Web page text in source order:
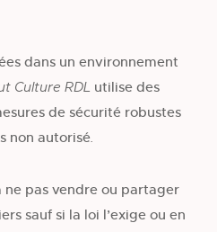
dans un environnement
Culture RDL utilise des
de sécurité robustes
non autorisé.
ne pas vendre ou partager
sauf si la loi l’exige ou en